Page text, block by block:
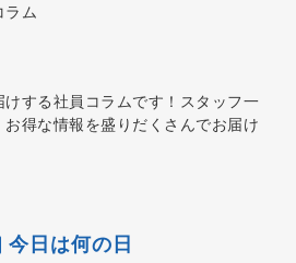
ラム
する社員コラムです！スタッフ一
得な情報を盛りだくさんでお届け
今日は何の日